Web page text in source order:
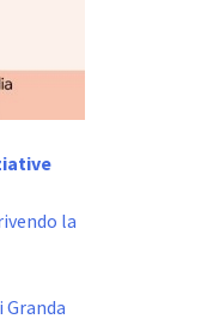
la
Granda